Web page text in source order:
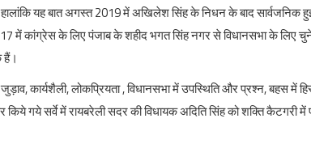
यह बात अगस्त 2019 में अखिलेश सिंह के निधन के बाद सार्वजनिक
में कांग्रेस के लिए पंजाब के शहीद भगत सिंह नगर से विधानसभा के लिए
हैं।
कार्यशैली, लोकप्रियता , विधानसभा में उपस्थिति और प्रश्न, बहस में
किये गये सर्वे में रायबरेली सदर की विधायक अदिति सिंह को शक्ति कैटगरी